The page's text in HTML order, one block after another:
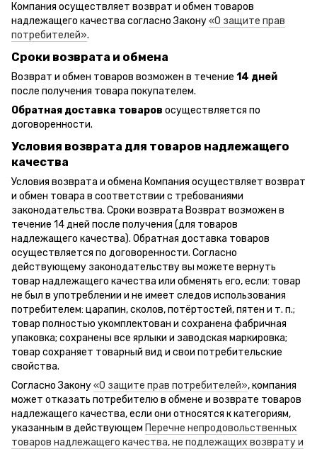
Компания осуществляет возврат и обмен товаров
надлежащего качества согласно Закону«О защите прав
потребителей».
Сроки возврата и обмена
Возврат и обмен товаров возможен в течение 14 дней
после получения товара покупателем.
Обратная доставка товаров осуществляется по
договоренности.
Условия возврата для товаров надлежащего
качества
Условия возврата и обмена Компания осуществляет возврат
и обмен товара в соответствии с требованиями
законодательства. Сроки возврата Возврат возможен в
течение 14 дней после получения (для товаров
надлежащего качества). Обратная доставка товаров
осуществляется по договоренности. Согласно
действующему законодательству вы можете вернуть
товар надлежащего качества или обменять его, если: товар
не был в употреблении и не имеет следов использования
потребителем: царапин, сколов, потёртостей, пятен и т. п.;
товар полностью укомплектован и сохранена фабричная
упаковка; сохранены все ярлыки и заводская маркировка;
товар сохраняет товарный вид и свои потребительские
свойства.
Согласно Закону«О защите прав потребителей», компания
может отказать потребителю в обмене и возврате товаров
надлежащего качества, если они относятся к категориям,
указанным в действующем Перечне непродовольственных
товаров надлежащего качества, не подлежащих возврату и